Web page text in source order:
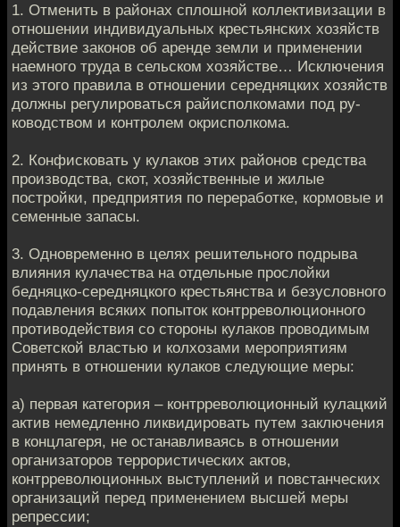
1. Отменить в районах сплошной коллективизации в
отношении индивиду­альных крестьянских хозяйств
действие законов об аренде земли и примене­нии
наемного труда в сельском хозяйстве… Исключения
из этого правила в отно­шении середняцких хозяйств
должны регулироваться райисполкомами под ру­
ководством и контролем окрисполкома.
2. Конфисковать у кулаков этих районов средства
производства, скот, хо­зяйственные и жилые
постройки, предприятия по переработке, кормовые и
семенные запасы.
3. Одновременно в целях решительного подрыва
влияния кулачества на отдельные прослойки
бедняцко-середняцкого крестьянства и безусловного
по­давления всяких попыток контрреволюционного
противодействия со стороны кулаков проводимым
Советской властью и колхозами мероприятиям
принять в отношении кулаков следующие меры:
а) первая категория – контрреволюционный кулацкий
актив немедленно ликвидировать путем заключения
в концлагеря, не останавливаясь в отноше­нии
организаторов террористических актов,
контрреволюционных выступле­ний и повстанческих
организаций перед применением высшей меры
репрес­сии;